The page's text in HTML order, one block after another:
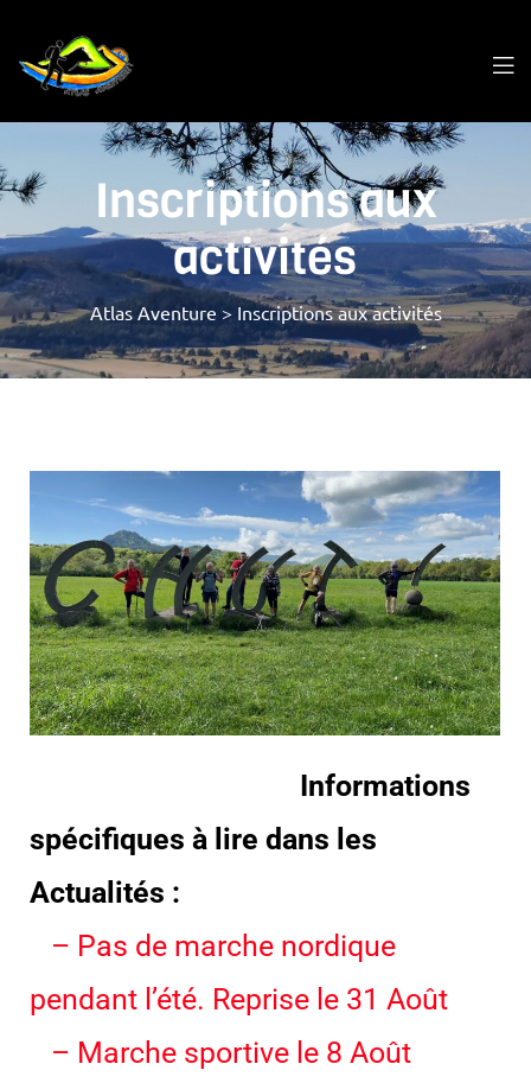
Inscriptions aux
activités
Atlas Aventure > Inscriptions aux activités
Informations
spécifiques à lire dans les
Actualités :
– Pas de marche nordique
pendant l’été. Reprise le 31 Août
– Marche sportive le 8 Août